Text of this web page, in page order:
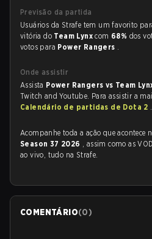
Previsão da partida
Usuários da Strafe tem um favorito
vitória do Team Lynxcom 68% dos
votos para Power Rangers .
Onde assistir
Assista Power Rangers vs Team
Twitch and Youtube. Para assistir a
Calendário de partidas de Dota 2 .
Acompanhe toda a ação que acontece
Season 37 2026 , assim como as
ao vivo, tudo na Strafe.
COMENTÁRIO(0)